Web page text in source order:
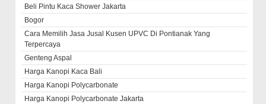
Beli Pintu Kaca Shower Jakarta
Bogor
Cara Memilih Jasa Jusal Kusen UPVC Di Pontianak Yang
Terpercaya
Genteng Aspal
Harga Kanopi Kaca Bali
Harga Kanopi Polycarbonate
Harga Kanopi Polycarbonate Jakarta